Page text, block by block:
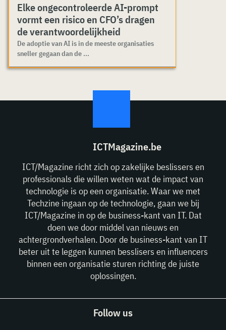
Elke ongecontroleerde AI-prompt
vormt een risico en CFO’s dragen
de verantwoordelijkheid
De adoptie van AI is in de meeste organisaties
sneller gegaan dan de ...
ICTMagazine.be
ICT/Magazine richt zich op zakelijke beslissers en
professionals die willen weten wat de impact van
technologie is op een organisatie. Waar we met
Techzine ingaan op de technologie, gaan we bij
ICT/Magazine in op de business-kant van IT. Dat
doen we door middel van nieuws en
achtergrondverhalen. Door de business-kant van IT
beter uit te leggen kunnen besslisers en influencers
binnen een organisatie sturen richting de juiste
oplossingen.
Follow us